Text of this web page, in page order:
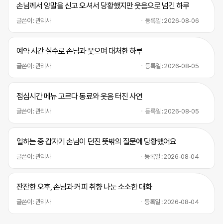
손님께서 양말을 신고 오셔서 당황했지만 웃음으로 넘긴 하루
글쓴이 : 관리사 등록일 : 2026-08-06
예약 시간 실수로 손님과 웃으며 대처한 하루
글쓴이 : 관리사 등록일 : 2026-08-05
점심시간 메뉴 고르다 동료와 웃음 터진 사연
글쓴이 : 관리사 등록일 : 2026-08-05
일하는 중 갑자기 손님이 던진 뜻밖의 질문에 당황했어요
글쓴이 : 관리사 등록일 : 2026-08-04
잔잔한 오후, 손님과 커피 취향 나눈 소소한 대화
글쓴이 : 관리사 등록일 : 2026-08-04